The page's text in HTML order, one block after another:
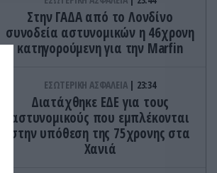
Στην ΓΑΔΑ από το Λονδίνο
συνοδεία αστυνομικών η 46χρονη
κατηγορούμενη για την Marfin
ΕΣΩΤΕΡΙΚΗ ΑΣΦΑΛΕΙΑ 23:34
Διατάχθηκε ΕΔΕ για τους
αστυνομικούς που εμπλέκονται
στην υπόθεση της 75χρονης στα
Χανιά